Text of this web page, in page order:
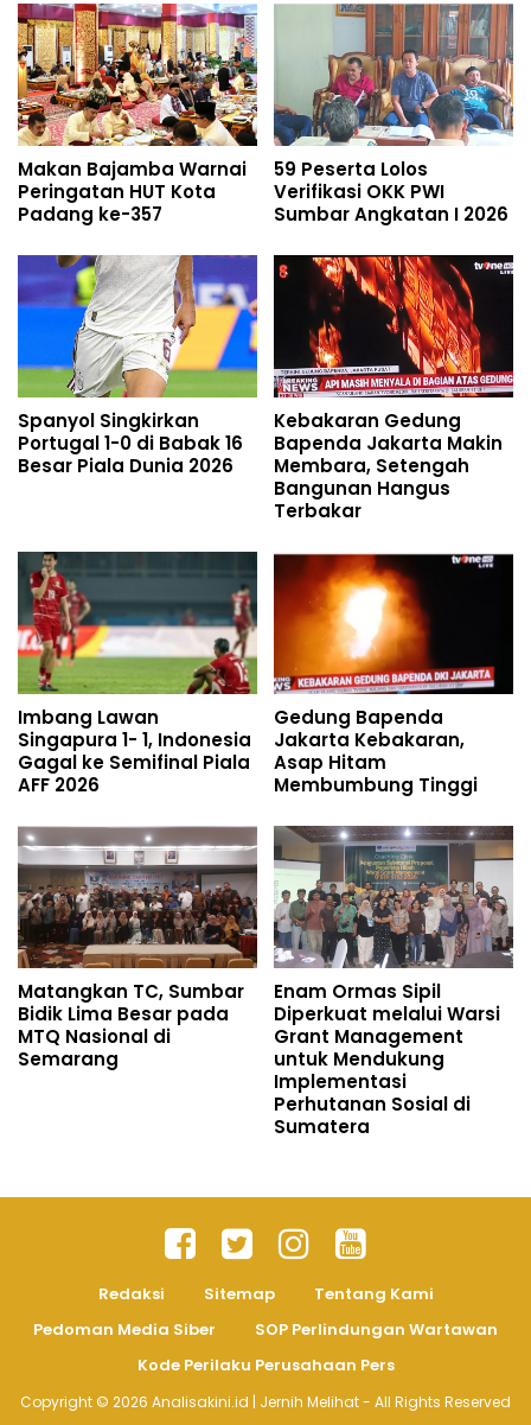
Makan Bajamba Warnai
Peringatan HUT Kota
Padang ke-357
59 Peserta Lolos
Verifikasi OKK PWI
Sumbar Angkatan I 2026
Spanyol Singkirkan
Portugal 1-0 di Babak 16
Besar Piala Dunia 2026
Kebakaran Gedung
Bapenda Jakarta Makin
Membara, Setengah
Bangunan Hangus
Terbakar
Imbang Lawan
Singapura 1- 1, Indonesia
Gagal ke Semifinal Piala
AFF 2026
Gedung Bapenda
Jakarta Kebakaran,
Asap Hitam
Membumbung Tinggi
Matangkan TC, Sumbar
Bidik Lima Besar pada
MTQ Nasional di
Semarang
Enam Ormas Sipil
Diperkuat melalui Warsi
Grant Management
untuk Mendukung
Implementasi
Perhutanan Sosial di
Sumatera
Redaksi Sitemap
Tentang Kami
Pedoman Media Siber
SOP Perlindungan Wartawan
Kode Perilaku Perusahaan Pers
Copyright © 2026 Analisakini.id | Jernih Melihat- All Rights Reserved